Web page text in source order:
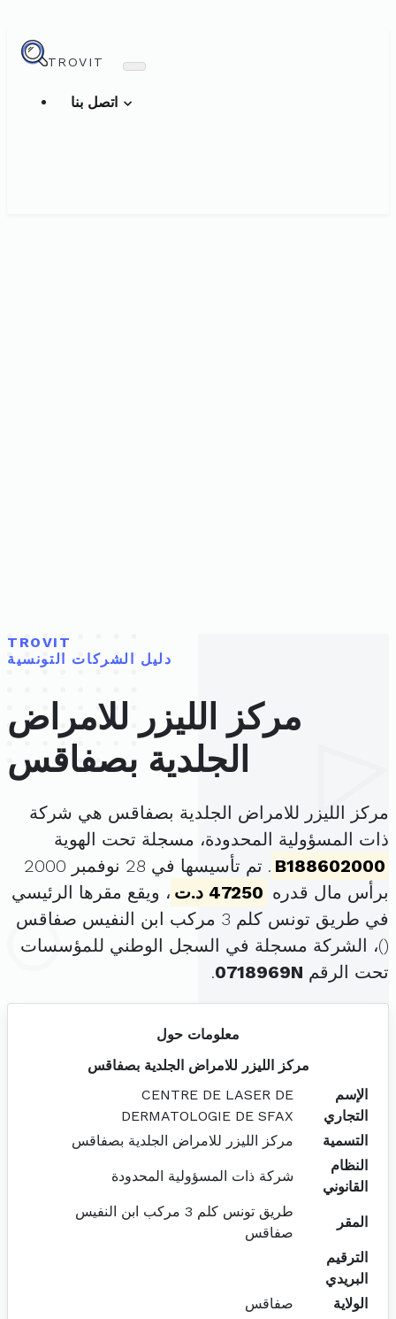
TROVIT
TROVIT
دليل الشركات التونسية
مركز الليزر للامراض
الجلدية بصفاقس
مركز الليزر للامراض الجلدية بصفاقس هي شركة
ذات المسؤولية المحدودة، مسجلة تحت الهوية
B188602000
. تم تأسيسها في 28 نوفمبر 2000
برأس مال قدره 47250 د.ت
، ويقع مقرها الرئيسي
في طريق تونس كلم 3 مركب ابن النفيس صفاقس
()، الشركة مسجلة في السجل الوطني للمؤسسات
تحت الرقم 0718969N
.
معلومات حول
مركز الليزر للامراض الجلدية بصفاقس
الإسم
التجاري
CENTRE DE LASER DE
DERMATOLOGIE DE SFAX
التسمية
مركز الليزر للامراض الجلدية بصفاقس
النظام
القانوني
شركة ذات المسؤولية المحدودة
المقر
طريق تونس كلم 3 مركب ابن النفيس
صفاقس
الترقيم
البريدي
الولاية
صفاقس